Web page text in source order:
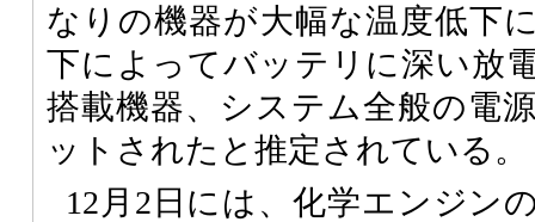
なりの機器が大幅な温度低下
下によってバッテリに深い放
搭載機器、システム全般の電
ットされたと推定されている。
12月2日には、化学エンジン